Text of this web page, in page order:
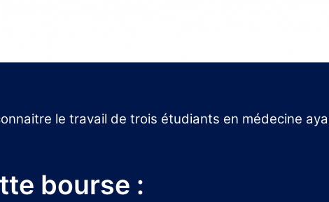
le travail de trois étudiants en médecine
bourse :